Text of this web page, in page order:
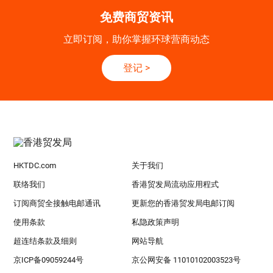
免费商贸资讯
立即订阅，助你掌握环球营商动态
登记 >
HKTDC.com 关于我们
联络我们 香港贸发局流动应用程式
订阅商贸全接触电邮通讯 更新您的香港贸发局电邮订阅
使用条款 私隐政策声明
超连结条款及细则 网站导航
京ICP备09059244号 京公网安备 11010102003523号